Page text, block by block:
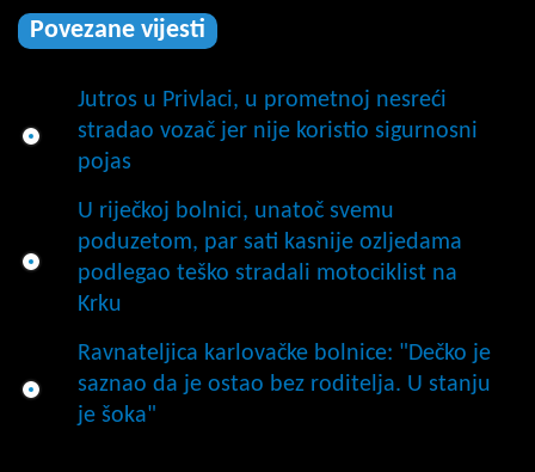
Povezane vijesti
Jutros u Privlaci, u prometnoj nesreći
stradao vozač jer nije koristio sigurnosni
pojas
U riječkoj bolnici, unatoč svemu
poduzetom, par sati kasnije ozljedama
podlegao teško stradali motociklist na
Krku
Ravnateljica karlovačke bolnice: "Dečko je
saznao da je ostao bez roditelja. U stanju
je šoka"